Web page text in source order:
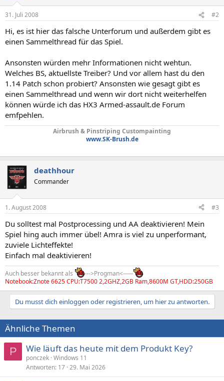
31. Juli 2008 #2
Hi, es ist hier das falsche Unterforum und außerdem gibt es
einen Sammelthread für das Spiel.
Ansonsten würden mehr Informationen nicht wehtun.
Welches BS, aktuellste Treiber? Und vor allem hast du den
1.14 Patch schon probiert? Ansonsten wie gesagt gibt es
einen Sammelthread und wenn wir dort nicht weiterhelfen
können würde ich das HX3 Armed-assault.de Forum
emfpehlen.
Airbrush & Pinstriping Custompainting
www.SK-Brush.de
deathhour
Commander
1. August 2008 #3
Du solltest mal Postprocessing und AA deaktivieren! Mein
Spiel hing auch immer übel! Amra is viel zu unperformant,
zuviele Lichteffekte!
Einfach mal deaktivieren!
Auch besser bekannt als
--->Progman<-----
Notebook:Znote 6625 CPU:T7500 2,2GHZ,2GB Ram,8600M GT,HDD:250GB
Du musst dich einloggen oder registrieren, um hier zu antworten.
Ähnliche Themen
P Wie läuft das heute mit dem Produkt Key?
ponczek Windows 11
Antworten 17 29. Mai 2026